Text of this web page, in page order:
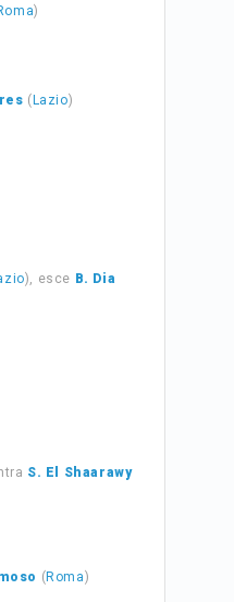
)
( Lazio)
), esce B. Dia
S. El Shaarawy
( Roma)